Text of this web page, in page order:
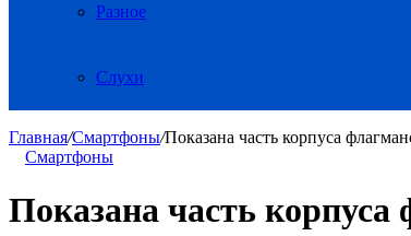
Разное
Слухи
Главная/Смартфоны/Показана часть корпуса
Смартфоны
Показана часть